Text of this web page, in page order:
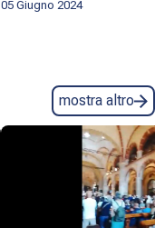
05 Giugno 2024
mostra altro